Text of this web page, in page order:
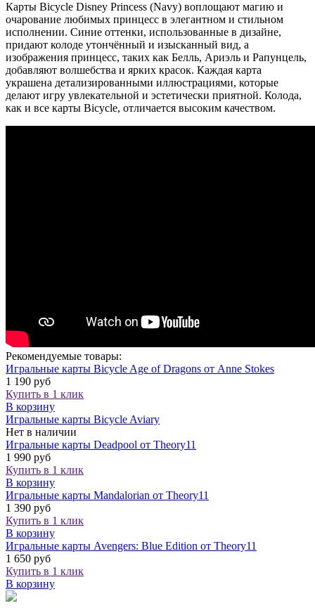
Карты Bicycle Disney Princess (Navy) воплощают магию и
очарование любимых принцесс в элегантном и стильном
исполнении. Синие оттенки, использованные в дизайне,
придают колоде утончённый и изысканный вид, а
изображения принцесс, таких как Белль, Ариэль и Рапунцель,
добавляют волшебства и ярких красок. Каждая карта
украшена детализированными иллюстрациями, которые
делают игру увлекательной и эстетически приятной. Колода,
как и все карты Bicycle, отличается высоким качеством.
Рекомендуемые товары:
Игральные карты Bicycle Age of Dragons от Anne Stokes
1 190 руб
Купить в 1 клик
В корзину
Игральные карты Bicycle Aviary
Нет в наличии
Игральные карты Deadpool от Theory11
1 990 руб
Купить в 1 клик
В корзину
Игральные карты Mandalorian от Theory11
1 390 руб
Купить в 1 клик
В корзину
Игральные карты Avengers: Blue Edition от Theory11
1 650 руб
Купить в 1 клик
В корзину